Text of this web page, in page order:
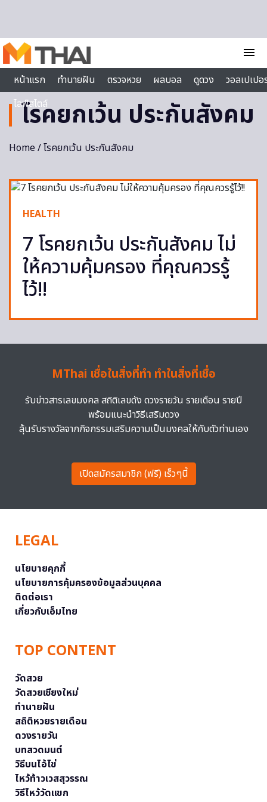
menu
หน้าแรก
ทำนายฝัน ตรวจหวย ผลบอล ดูดวง
วอลเปเป
ไลฟ์สไตล์
โรคยกเว้น ประกันสังคม
Home/ โรคยกเว้น ประกันสังคม
HEALTH
7 โรคยกเว้น ประกันสังคม ไม่
ให้ความคุ้มครอง ที่คุณควรรู้
ไว้!!
MThai เชื่อในสิ่งที่ทำ ทำในสิ่งที่เชื่อ
รับข่าวสารเลขมงคล สถิติเลขดัง ดวงรายวัน รายเดือน รายปี
พร้อมแนะนำวิธีเสริมดวง
ลุ้นรับรางวัลจากกิจกรรมเสริมความเป็นมงคลให้กับตัวท่านเอง
เปิดสมัครสมาชิก (ฟรี) เร็วๆนี้
LEGAL
นโยบายคุกกี้
นโยบายการคุ้มครองข้อมูลส่วนบุคคล
ติดต่อเรา
เกี่ยวกับเอ็มไทย
TOP CONTENT
วัดสวย
วัดสวยเชียงใหม่
ทำนายฝัน
สถิติหวยรายเดือน
ดวงรายวัน
บทสวดมนต์
วิธีบนไอ้ไข่
ไหว้ท้าวเวสสุวรรณ
วิธีไหว้วัดแขก